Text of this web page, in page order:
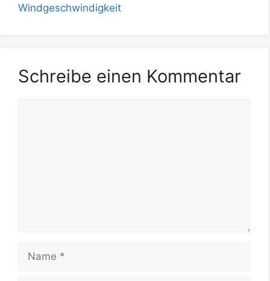
Windgeschwindigkeit
Schreibe einen Kommentar
Name